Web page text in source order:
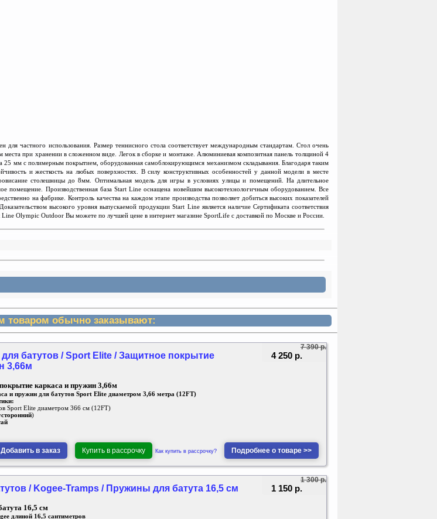
частного использования. Размер теннисного стола соответствуетмеждународным стандартам. Стол очень
места при хранении в сложенном виде. Легок в сборке и монтаже. Алюминиевая композитная панель толщиной 4
25 мм с полимерным покрытием, оборудованная самоблокирующимся механизмом складывания. Благодаря таким
и жесткость на любых поверхностях. В силу конструктивных особенностей у данной модели в месте
столешницы до 8мм. Оптимальная модель для игры в условиях улицы и помещений. На длительное
помещение. Производственная база Start Line оснащена новейшим высокотехнологичным оборудованием. Все
на фабрике. Контроль качества на каждом этапе производства позволяет добиться высоких показателей
высокого уровня выпускаемой продукции Start Line является наличие Сертификата соответствия
Line Olympic Outdoor Вы можете по лучшей цене в интернет магазине SportLife c доставкой по Москве и России.
товаром обычно заказывают:
батутов / Sport Elite / Защитное покрытие
3,66м
каркаса и пружин 3,66м
и пружин для батутов Sport Elite диаметром 3,66 метра (12FT)
Sport Elite диаметром 366 см (12FT)
)
Добавить в заказ Купить в рассрочку Как купить в рассрочку? Подробнее о товаре >>
7 390 р.
4 250 р.
/ Kogee-Tramps / Пружины для батута 16,5 см
16,5 см
длиной 16,5 сантиметров
1 300 р.
1 150 р.